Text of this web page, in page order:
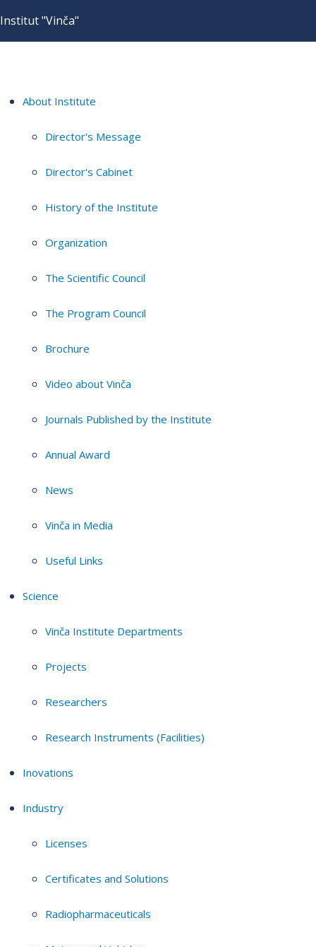
Institut "Vinča"
About Institute
Director's Message
Director's Cabinet
History of the Institute
Organization
The Scientific Council
The Program Council
Brochure
Video about Vinča
Journals Published by the Institute
Annual Award
News
Vinča in Media
Useful Links
Science
Vinča Institute Departments
Projects
Researchers
Research Instruments (Facilities)
Inovations
Industry
Licenses
Certificates and Solutions
Radiopharmaceuticals